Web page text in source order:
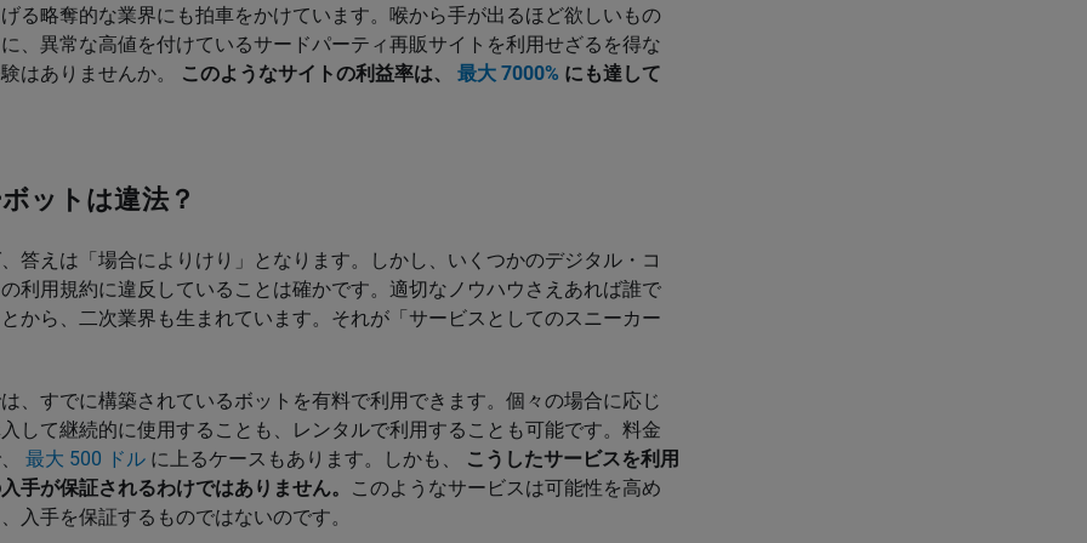
る略奪的な業界にも拍車をかけています。喉から手が出るほど欲しいもの
、異常な高値を付けているサードパーティ再販サイトを利用せざるを得な
はありませんか。
このようなサイトの利益率は、 最大 7000% にも達して
ットは違法？
答えは「場合によりけり」となります。しかし、いくつかのデジタル・コ
利用規約に違反していることは確かです。適切なノウハウさえあれば誰で
から、二次業界も生まれています。それが「サービスとしてのスニーカー
、すでに構築されているボットを有料で利用できます。個々の場合に応じ
して継続的に使用することも、レンタルで利用することも可能です。料金
最大 500 ドルに上るケースもあります。しかも、
こうしたサービスを利用
手が保証されるわけではありません。
このようなサービスは可能性を高め
入手を保証するものではないのです。